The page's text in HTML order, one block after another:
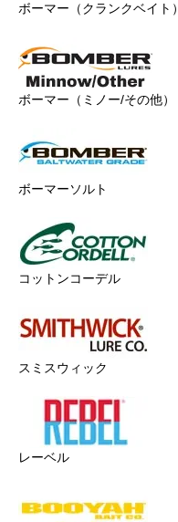
ボーマー（クランクベイト）
ボーマー（ミノー/その他）
ボーマーソルト
コットンコーデル
スミスウィック
レーベル